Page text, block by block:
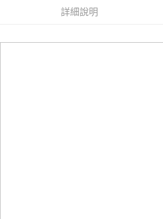
每筆NT$60，滿NT$599(含以上)免運費
詳細說明